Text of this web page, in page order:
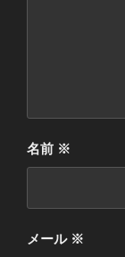
名前 ※
メール ※